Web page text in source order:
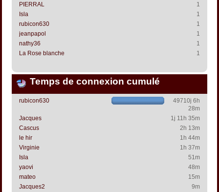
PIERRAL
1
Isla
1
rubicon630
1
jeanpapol
1
nathy36
1
La Rose blanche
1
Temps de connexion cumulé
rubicon630
49710j 6h
28m
Jacques
1j 11h 35m
Cascus
2h 13m
le hir
1h 44m
Virginie
1h 37m
Isla
51m
yaovi
48m
mateo
15m
Jacques2
9m